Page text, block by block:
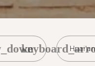
Huai'an